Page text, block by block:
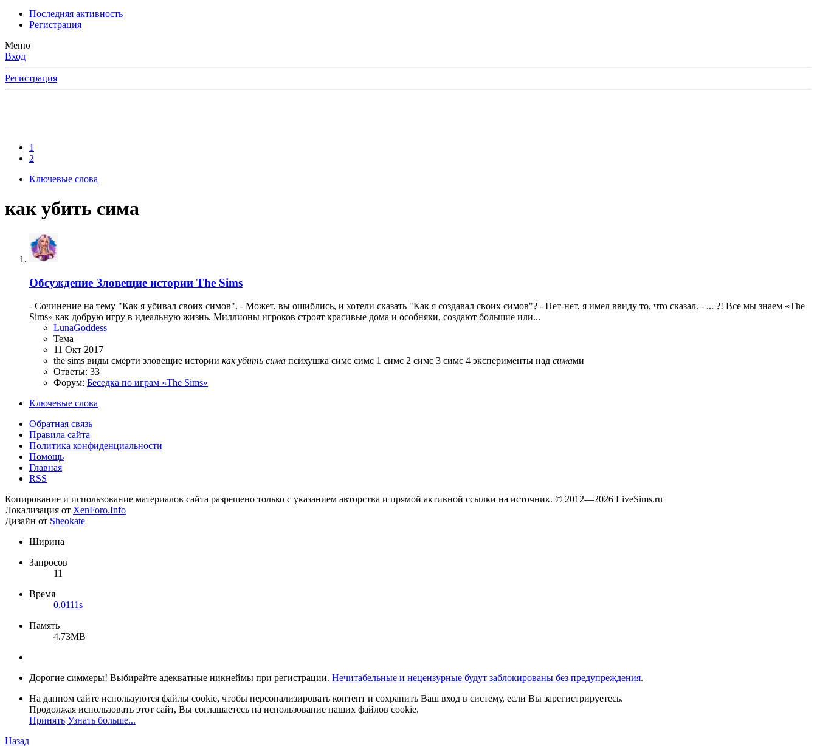
Последняя активность
Регистрация
Меню
Вход
Регистрация
1
2
Ключевые слова
как убить сима
Обсуждение Зловещие истории The Sims
- Сочинение на тему "Как я убивал своих симов". - Может, вы ошиблись, и хотели сказать "Как я создавал своих симов"? - Нет-нет, я имел ввиду то, что сказал. - ... ?! Все мы знаем «The
Sims» как добрую игру в идеальную жизнь. Миллионы игроков строят красивые дома и особняки, создают большие или...
LunaGoddess
Тема
11 Окт 2017
the sims виды смерти зловещие истории как убить сима психушка симс симс 1 симс 2 симс 3 симс 4 эксперименты над симами
Ответы: 33
Форум: Беседка по играм «The Sims»
Ключевые слова
Обратная связь
Правила сайта
Политика конфиденциальности
Помощь
Главная
RSS
Копирование и использование материалов сайта разрешено только с указанием авторства и прямой активной ссылки на источник. © 2012—2026 LiveSims.ru
Локализация от XenForo.Info
Дизайн от Sheokate
Ширина
Запросов
11
Время
0.0111s
Память
4.73MB
Дорогие симмеры! Выбирайте адекватные никнеймы при регистрации. Нечитабельные и нецензурные будут заблокированы без предупреждения.
На данном сайте используются файлы cookie, чтобы персонализировать контент и сохранить Ваш вход в систему, если Вы зарегистрируетесь.
Продолжая использовать этот сайт, Вы соглашаетесь на использование наших файлов cookie.
Принять Узнать больше...
Назад